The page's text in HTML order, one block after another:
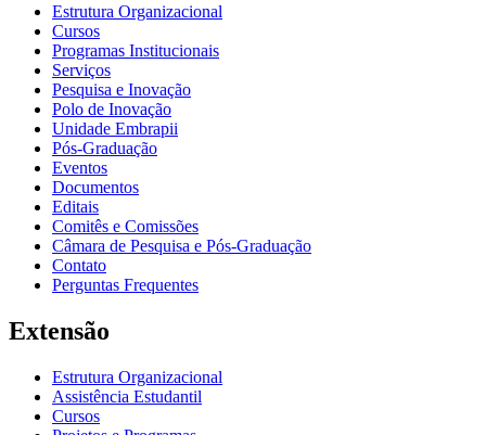
Estrutura Organizacional
Cursos
Programas Institucionais
Serviços
Pesquisa e Inovação
Polo de Inovação
Unidade Embrapii
Pós-Graduação
Eventos
Documentos
Editais
Comitês e Comissões
Câmara de Pesquisa e Pós-Graduação
Contato
Perguntas Frequentes
Extensão
Estrutura Organizacional
Assistência Estudantil
Cursos